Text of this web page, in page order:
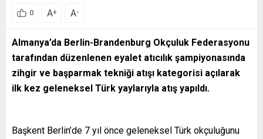
0 A+ A-
Almanya’da Berlin-Brandenburg Okçuluk Federasyonu
tarafından düzenlenen eyalet atıcılık şampiyonasında
zihgir ve başparmak tekniği atışı kategorisi açılarak
ilk kez geleneksel Türk yaylarıyla atış yapıldı.
Başkent Berlin’de 7 yıl önce geleneksel Türk okçuluğunu